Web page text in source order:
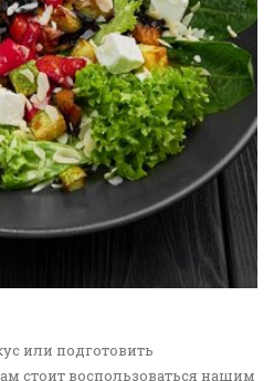
или подготовить
стоит воспользоваться нашим